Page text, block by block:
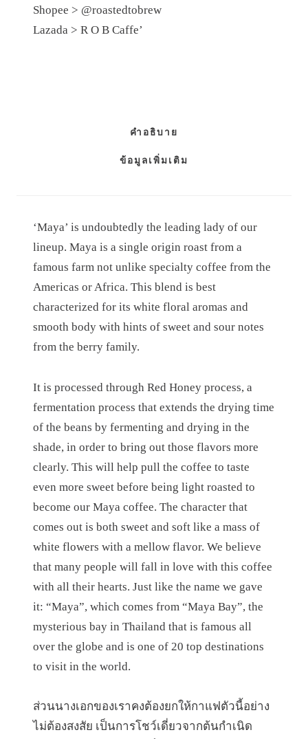
Shopee > @roastedtobrew
Lazada > R​ O​ B​ Caffe’
คำอธิบาย
ข้อมูลเพิ่มเติม
‘Maya’ is undoubtedly the leading lady of our
lineup. Maya is a single origin roast from a
famous farm not unlike specialty coffee from the
Americas or Africa. This blend is best
characterized for its white floral aromas and
smooth body with hints of sweet and sour notes
from the berry family.
It is processed through Red Honey process, a
fermentation process that extends the drying time
of the beans by fermenting and drying in the
shade, in order to bring out those flavors more
clearly. This will help pull the coffee to taste
even more sweet before being light roasted to
become our Maya coffee. The character that
comes out is both sweet and soft like a mass of
white flowers with a mellow flavor. We believe
that many people will fall in love with this coffee
with all their hearts. Just like the name we gave
it: “Maya”, which comes from “Maya Bay”, the
mysterious bay in Thailand that is famous all
over the globe and is one of 20 top destinations
to visit in the world.
ส่วนนางเอกของเราคงต้องยกให้กาแฟตัวนี้อย่าง
ไม่ต้องสงสัย​ เป็นการโชว์เดี่ยวจากต้นกำเนิด